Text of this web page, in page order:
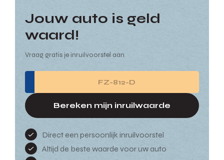
Hoewel de informatie op ...
Jouw auto is geld
waard!
Vraag gratis je inruilvoorstel aan
Bereken mijn inruilwaarde
Direct een persoonlijk inruilvoorstel
Altijd de beste waarde voor uw auto